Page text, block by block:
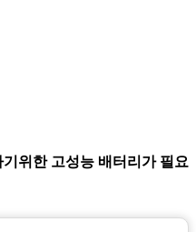
위한 고성능 배터리가 필요